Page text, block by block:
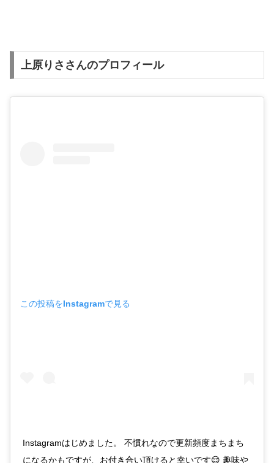
上原りささんのプロフィール
この投稿をInstagramで見る
Instagramはじめました。 不慣れなので更新頻度まちまち
になるかもですが、お付き合い頂けると幸いです😌 趣味や